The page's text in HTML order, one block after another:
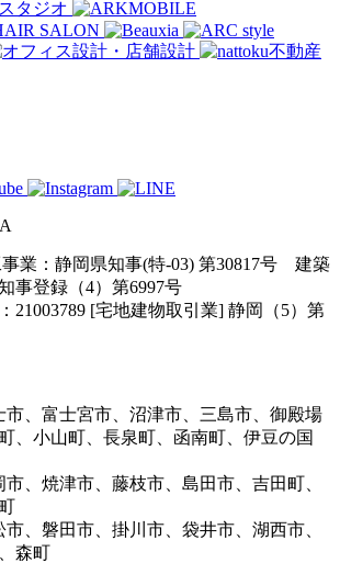
業：静岡県知事(特-03) 第30817号 建築
事登録（4）第6997号
21003789 [宅地建物取引業] 静岡（5）第
市、富士宮市、沼津市、三島市、御殿場
、小山町、長泉町、函南町、伊豆の国
、焼津市、藤枝市、島田市、吉田町、
、磐田市、掛川市、袋井市、湖西市、
森町